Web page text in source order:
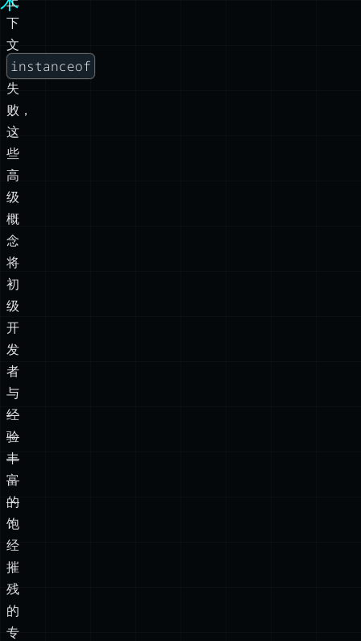
下
文
instanceof
失
败，
这
些
高
级
概
念
将
初
级
开
发
者
与
经
验
丰
富
的
饱
经
摧
残
的
专